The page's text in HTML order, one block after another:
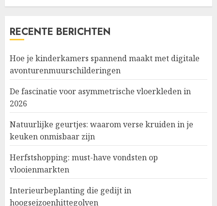
RECENTE BERICHTEN
Hoe je kinderkamers spannend maakt met digitale
avonturenmuurschilderingen
De fascinatie voor asymmetrische vloerkleden in
2026
Natuurlijke geurtjes: waarom verse kruiden in je
keuken onmisbaar zijn
Herfstshopping: must-have vondsten op
vlooienmarkten
Interieurbeplanting die gedijt in
hoogseizoenhittegolven